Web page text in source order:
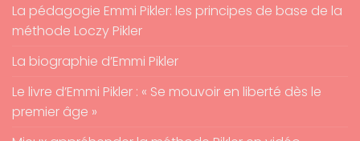
La pédagogie Emmi Pikler: les principes de base de la
méthode Loczy Pikler
La biographie d’Emmi Pikler
Le livre d’Emmi Pikler : « Se mouvoir en liberté dès le
premier âge »